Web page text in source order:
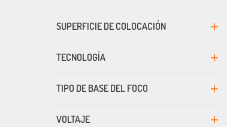
SUPERFICIE DE COLOCACIÓN
TECNOLOGÍA
VOLTAJE
TIPO DE BASE DEL FOCO